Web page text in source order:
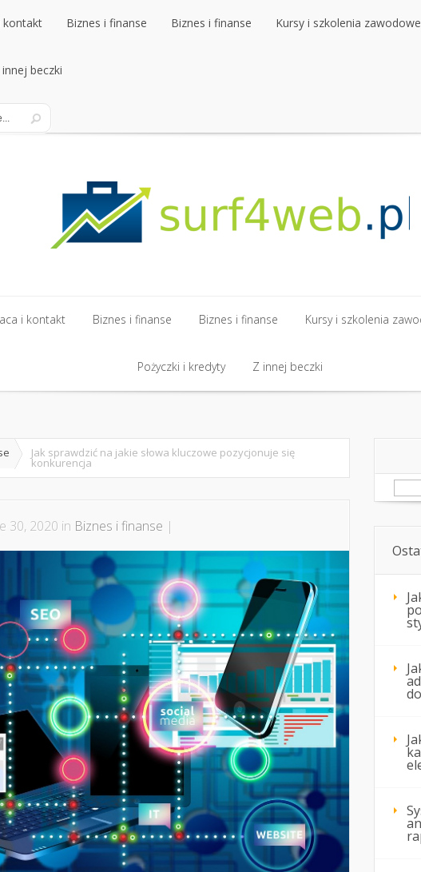
kontakt
kontakt
Biznes i finanse Biznes i finanse Kursy i szkolenia zawodowe
innej beczki
beczki
i kontakt Biznes i finanse
Biznes i finanse
Biznes i finanse
Biznes i finanse
Kursy i szkolenia
Kursy i szkolenia
Pożyczki i kredyty Z innej beczki
Jak sprawdzić na jakie słowa kluczowe pozycjonuje się
konkurencja
30, 2020 in Biznes i finanse |